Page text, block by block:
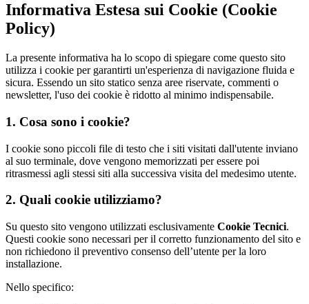
Informativa Estesa sui Cookie (Cookie
Policy)
La presente informativa ha lo scopo di spiegare come questo sito
utilizza i cookie per garantirti un'esperienza di navigazione fluida e
sicura. Essendo un sito statico senza aree riservate, commenti o
newsletter, l'uso dei cookie è ridotto al minimo indispensabile.
1. Cosa sono i cookie?
I cookie sono piccoli file di testo che i siti visitati dall'utente inviano
al suo terminale, dove vengono memorizzati per essere poi
ritrasmessi agli stessi siti alla successiva visita del medesimo utente.
2. Quali cookie utilizziamo?
Su questo sito vengono utilizzati esclusivamente Cookie Tecnici.
Questi cookie sono necessari per il corretto funzionamento del sito e
non richiedono il preventivo consenso dell’utente per la loro
installazione.
Nello specifico: